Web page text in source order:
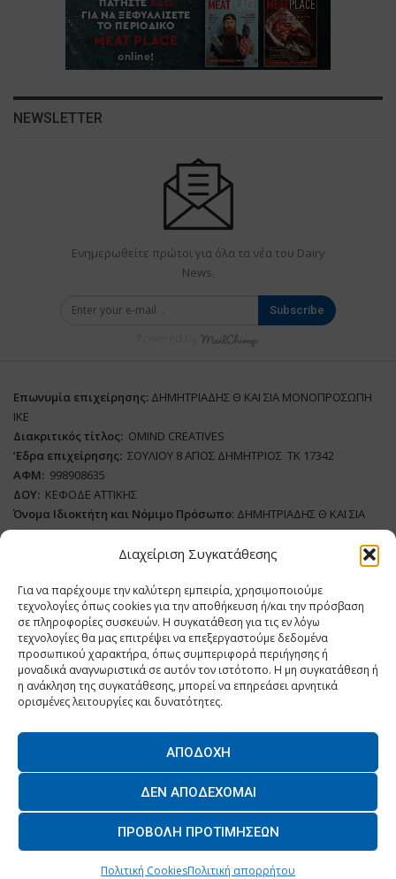
Διαχείριση Συγκατάθεσης
Για να παρέχουμε την καλύτερη εμπειρία, χρησιμοποιούμε
τεχνολογίες όπως cookies για την αποθήκευση ή/και την πρόσβαση
σε πληροφορίες συσκευών. Η συγκατάθεση για τις εν λόγω
τεχνολογίες θα μας επιτρέψει να επεξεργαστούμε δεδομένα
προσωπικού χαρακτήρα, όπως συμπεριφορά περιήγησης ή
μοναδικά αναγνωριστικά σε αυτόν τον ιστότοπο. Η μη συγκατάθεση ή
η ανάκληση της συγκατάθεσης, μπορεί να επηρεάσει αρνητικά
ορισμένες λειτουργίες και δυνατότητες.
ΑΠΟΔΟΧΉ
ΔΕΝ ΑΠΟΔΈΧΟΜΑΙ
ΠΡΟΒΟΛΉ ΠΡΟΤΙΜΉΣΕΩΝ
Πολιτική CookiesΠολιτική απορρήτου
NEWSLETTER
Ενημερωθείτε πρώτοι για όλα τα νέα του Dairy
News.
Subscribe
Επωνυμία επιχείρησης: ΔΗΜΗΤΡΙΑΔΗΣ Θ ΚΑΙ ΣΙΑ ΜΟΝΟΠΡΟΣΩΠΗ
ΙΚΕ
Διακριτικός τίτλος: ΟΜΙΝD CREATIVES
‘Eδρα επιχείρησης: ΣΟΥΛΙΟΥ 8 ΑΓΙΟΣ ΔΗΜΗΤΡΙΟΣ ΤΚ 17342
ΑΦΜ: 998908635
ΔΟΥ: ΚΕΦΟΔΕ ΑΤΤΙΚΗΣ
Όνομα Ιδιοκτήτη και Νόμιμο Πρόσωπο: ΔΗΜΗΤΡΙΑΔΗΣ Θ ΚΑΙ ΣΙΑ
ΜΟΝΟΠΡΟΣΩΠΗ ΙΚΕ
Domain:www.dairynews.gr
Δικαιούχος Domain:ΔΗΜΗΤΡΙΑΔΗΣ Θ ΚΑΙ ΣΙΑ ΜΟΝΟΠΡΟΣΩΠΗ ΙΚΕ
Διευθυντής: ΕΥΘΥΜΙΑΤΟΥ ΜΑΡΙΑ
Διαχειριστής:ΕΥΘΥΜΙΑΤΟΥ ΜΑΡΙΑ
Δήλωση Συμμόρφωσης
ΛΕΙΤΟΥΡΓΙΑ
ΕΠΙΧΕΙΡΗΣΕΙΣ
ΕΠΙΚΟΙΝΩΝΙΑ
© 2026 - All Rights Reserved. -Πολιτική Απορρήτου
Powered byBYTE A COOKIE